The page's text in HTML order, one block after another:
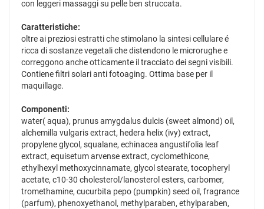
con leggeri massaggi su pelle ben struccata.
Caratteristiche:
oltre ai preziosi estratti che stimolano la sintesi cellulare é
ricca di sostanze vegetali che distendono le microrughe e
correggono anche otticamente il tracciato dei segni visibili.
Contiene filtri solari anti fotoaging. Ottima base per il
maquillage.
Componenti:
water( aqua), prunus amygdalus dulcis (sweet almond) oil,
alchemilla vulgaris extract, hedera helix (ivy) extract,
propylene glycol, squalane, echinacea angustifolia leaf
extract, equisetum arvense extract, cyclomethicone,
ethylhexyl methoxycinnamate, glycol stearate, tocopheryl
acetate, c10-30 cholesterol/lanosterol esters, carbomer,
tromethamine, cucurbita pepo (pumpkin) seed oil, fragrance
(parfum), phenoxyethanol, methylparaben, ethylparaben,